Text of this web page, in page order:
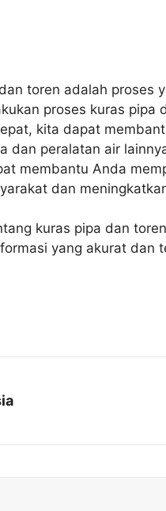
toren adalah proses
proses kuras pipa
kita dapat
dan peralatan air
membantu Anda
dan
kuras pipa dan
yang akurat dan